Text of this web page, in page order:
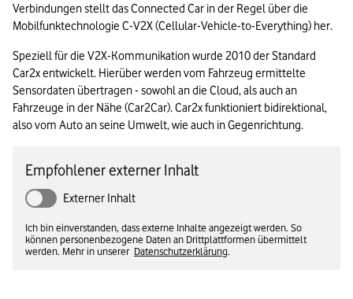
Verbindungen stellt das Connected Car in der Regel über die
Mobilfunktechnologie C-V2X (Cellular-Vehicle-to-Everything) her.
Speziell für die V2X-Kommunikation wurde 2010 der Standard
Car2x entwickelt. Hierüber werden vom Fahrzeug ermittelte
Sensordaten übertragen - sowohl an die Cloud, als auch an
Fahrzeuge in der Nähe (Car2Car). Car2x funktioniert bidirektional,
also vom Auto an seine Umwelt, wie auch in Gegenrichtung.
Empfohlener externer Inhalt
Externer Inhalt
Ich bin einverstanden, dass externe Inhalte angezeigt werden. So
können personenbezogene Daten an Drittplattformen übermittelt
werden. Mehr in unserer Datenschutzerklärung.